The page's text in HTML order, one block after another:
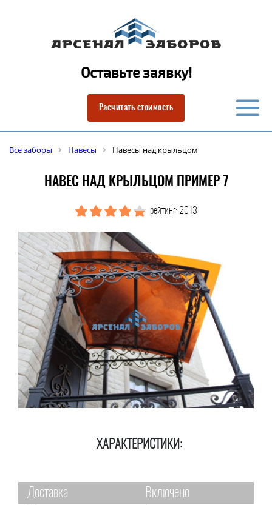
Оставьте заявку!
Расчитать стоимость
Все заборы Навесы Навесы над крыльцом
НАВЕС НАД КРЫЛЬЦОМ ПРИМЕР 7
рейтинг: 2013
ХАРАКТЕРИСТИКИ:
Доставка
Включено